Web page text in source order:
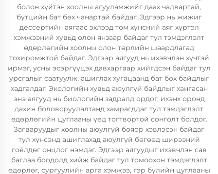
болон хүйтэн хоолны агууламжийг даах чадвартай,
бүтцийн бат бөх чанартай байдаг. Эдгээр нь жижиг
дессертийн аягаас эхлээд том хүнсний аяг хүртэл
хэмжээний хувьд олон янзаар байдаг тул тэмдэглэлт
өдөрлөгийн хоолны олон төрлийн шаардлагад
тохиромжтой байдаг. Эдгээр аягууд нь ихэвчлэн хүчтэй
ирмэг, усны эсэргүүцэх давхаргаар хийгдсэн байдаг тул
урсгалыг саатуулж, ашиглах хугацаанд бат бөх байдлыг
хадгалдаг. Экологийн хувьд аюулгүй байдлыг хангасан
энэ аягууд нь биологийн задралд ордог, ихэнх оронд
дахин боловсруулалтанд хамрагддаг тул тэмдэглэлт
өдөрлөгийн цуглааны үед тогтвортой сонголт болдог.
Загваруудыг хоолны аюулгүй бояор хэвлэсэн байдаг
тул хүнсэнд ашиглахад аюулгүй бөгөөд ширээний
гоёлдөг онцлог нэмдэг. Эдгээр аягуудыг ихэвчлэн сав
баглаа боодолд хийж байдаг тул томоохон тэмдэглэлт
өдөрлөг, сургуулийн арга хэмжээ, гэр бүлийн цуглааны